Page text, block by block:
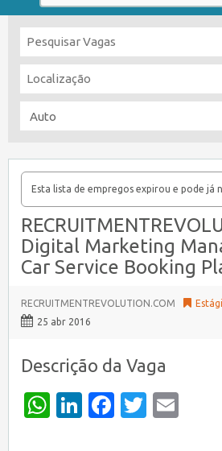
Esta lista de empregos expirou e pode já
Digital Marketing
Car Service Booking
RECRUITMENTREVOLUTION.COM
25 abr 2016
Descrição da Vaga
WhatsApp
LinkedIn
Facebook
Twitter